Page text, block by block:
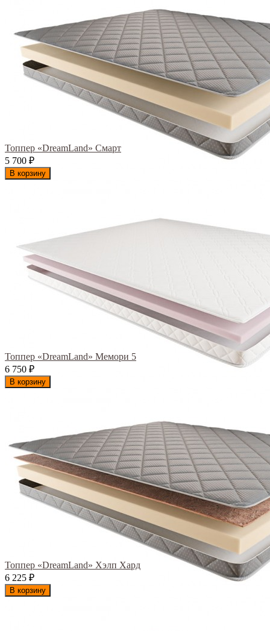
Топпер «DreamLand» Смарт
5 700 ₽
В корзину
Топпер «DreamLand» Мемори 5
6 750 ₽
В корзину
Топпер «DreamLand» Хэлп Хард
6 225 ₽
В корзину